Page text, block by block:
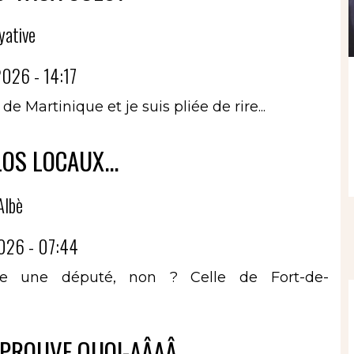
- 14:17
Martinique et je suis pliée de rire...
LOCAUX...
- 07:44
une député, non ? Celle de Fort-de-